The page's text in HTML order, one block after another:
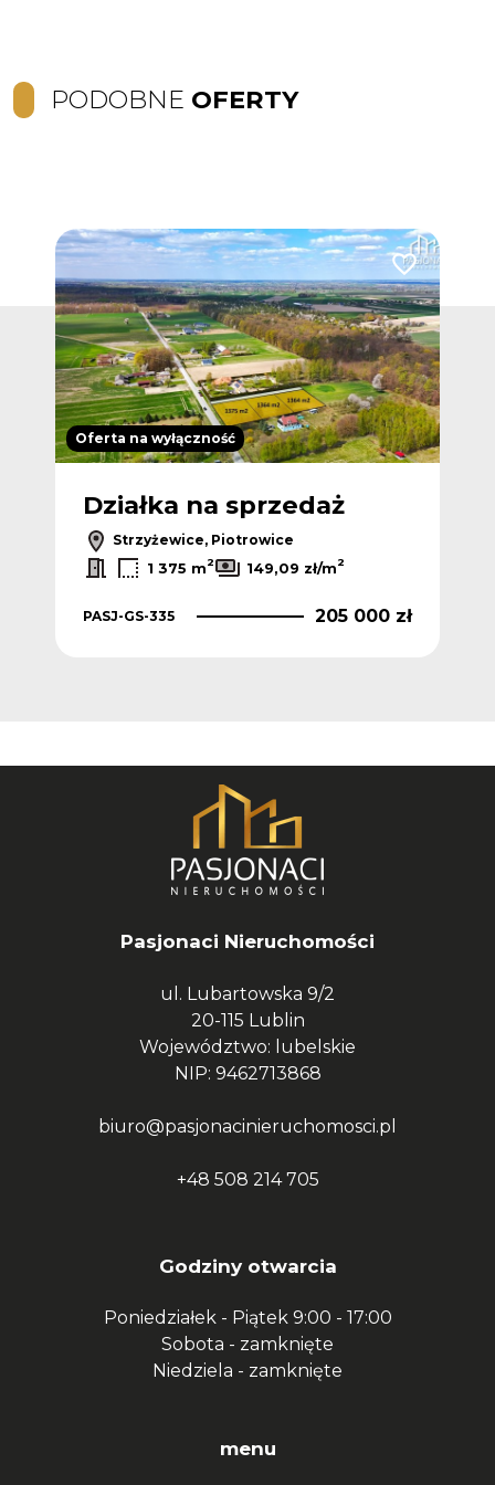
PODOBNE OFERTY
Oferta na wyłączność
Dodaj do
Działka na sprzedaż
Strzyżewice, Piotrowice
1 375 m2 149,09 zł/m2
PASJ-GS-335 205 000 zł
Pasjonaci Nieruchomości
ul. Lubartowska 9/2
20-115 Lublin
Województwo: lubelskie
NIP: 9462713868
biuro@pasjonacinieruchomosci.pl
+48 508 214 705
Godziny otwarcia
Poniedziałek - Piątek9:00 - 17:00
Sobota - zamknięte
Niedziela - zamknięte
menu